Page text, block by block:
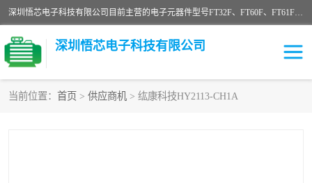
深圳悟芯电子科技有限公司目前主营的电子元器件型号FT32F、FT60F、FT61F、FT62F、FT64F、FT61FC、MCU EEPROM MOS LDO 稳压管 触摸IC DC-DC AC-DC 协议IC等，广泛应用于LED射灯、LED日光灯、等诸多领域。
深圳悟芯电子科技有限公司
当前位置： 首页 > 供应商机 > 纮康科技HY2113-CH1A